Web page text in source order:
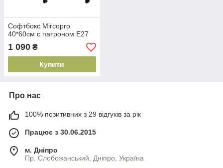
Софтбокс Mircopro
40*60см с патроном Е27
1 090 ₴
Купити
Про нас
100% позитивних з 29 відгуків за рік
Працює з 30.06.2015
м. Дніпро
Пр. Слобожанський, Дніпро, Україна